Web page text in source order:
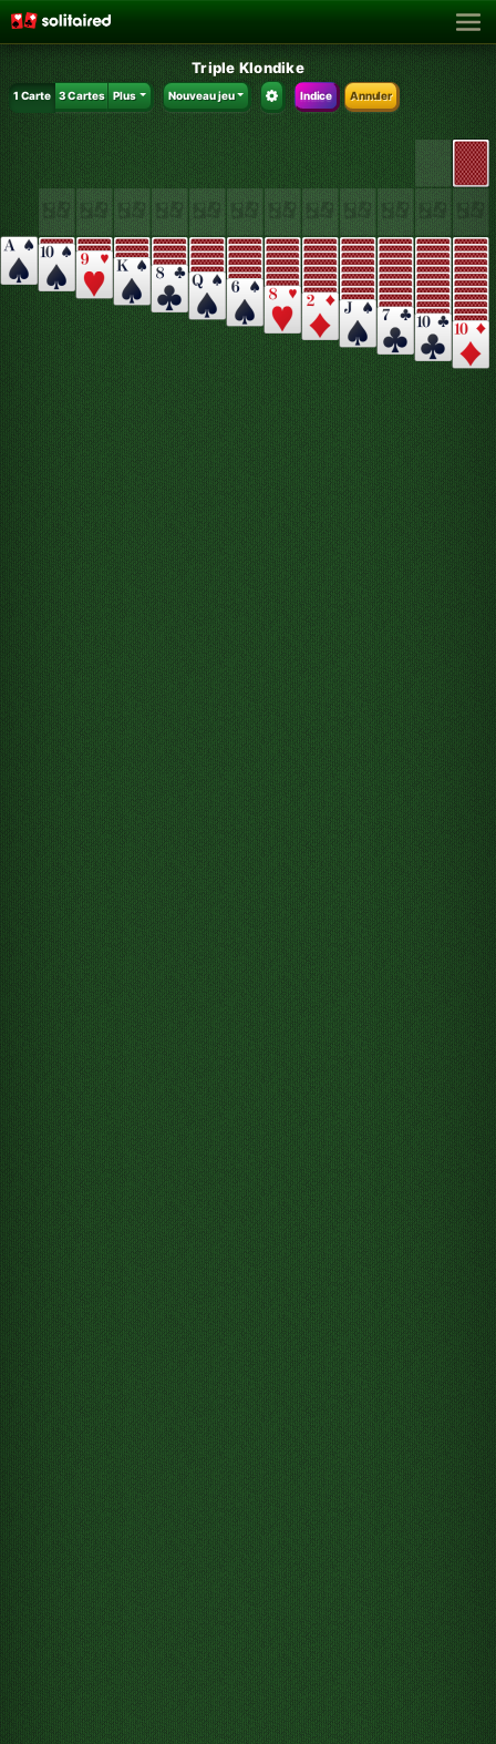
Triple Klondike
1 Carte 3 Cartes Plus Nouveau jeu Indice Annuler